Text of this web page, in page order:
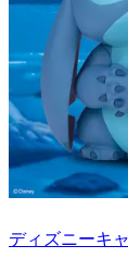
ディズニーキ